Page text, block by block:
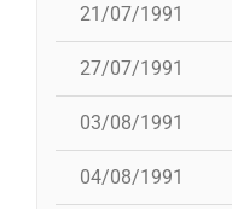
21/07/1991
27/07/1991
03/08/1991
04/08/1991